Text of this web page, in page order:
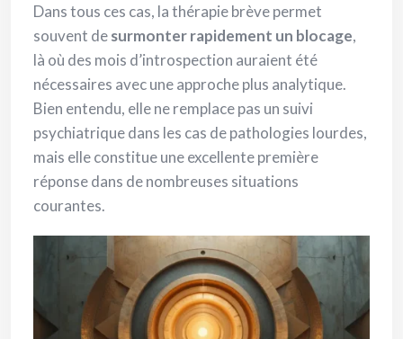
Dans tous ces cas, la thérapie brève permet
souvent desurmonter rapidement un blocage,
là où des mois d’introspection auraient été
nécessaires avec une approche plus analytique.
Bien entendu, elle ne remplace pas un suivi
psychiatrique dans les cas de pathologies lourdes,
mais elle constitue une excellente première
réponse dans de nombreuses situations
courantes.